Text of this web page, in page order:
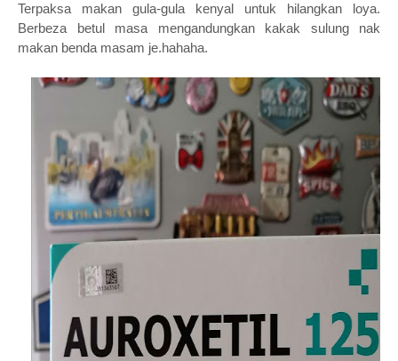
Terpaksa makan gula-gula kenyal untuk hilangkan loya.
Berbeza betul masa mengandungkan kakak sulung nak
makan benda masam je.hahaha.